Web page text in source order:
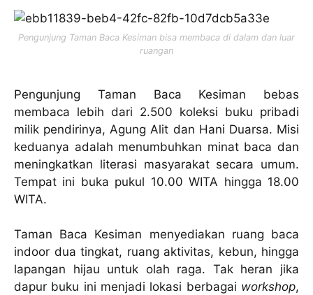
Pengunjung Taman Baca Kesiman bisa membaca di dalam dan luar
ruangan
Pengunjung Taman Baca Kesiman bebas
membaca lebih dari 2.500 koleksi buku pribadi
milik pendirinya, Agung Alit dan Hani Duarsa. Misi
keduanya adalah menumbuhkan minat baca dan
meningkatkan literasi masyarakat secara umum.
Tempat ini buka pukul 10.00 WITA hingga 18.00
WITA.
Taman Baca Kesiman menyediakan ruang baca
indoor dua tingkat, ruang aktivitas, kebun, hingga
lapangan hijau untuk olah raga. Tak heran jika
dapur buku ini menjadi lokasi berbagai workshop,